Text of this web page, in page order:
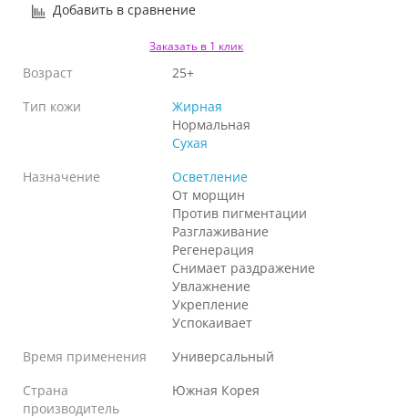
Добавить в сравнение
Заказать в 1 клик
Возраст
25+
Тип кожи
Жирная
Нормальная
Сухая
Назначение
Осветление
От морщин
Против пигментации
Разглаживание
Регенерация
Снимает раздражение
Увлажнение
Укрепление
Успокаивает
Время применения
Универсальный
Страна
производитель
Южная Корея